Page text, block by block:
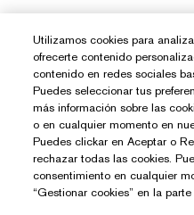
Utilizamos cookies para
ofrecerte contenido
contenido en redes sociales
Puedes seleccionar tus
más información sobre las
o en cualquier momento en
Puedes clickar en Aceptar o
rechazar todas las cookies.
consentimiento en cualquier
“Gestionar cookies” en la